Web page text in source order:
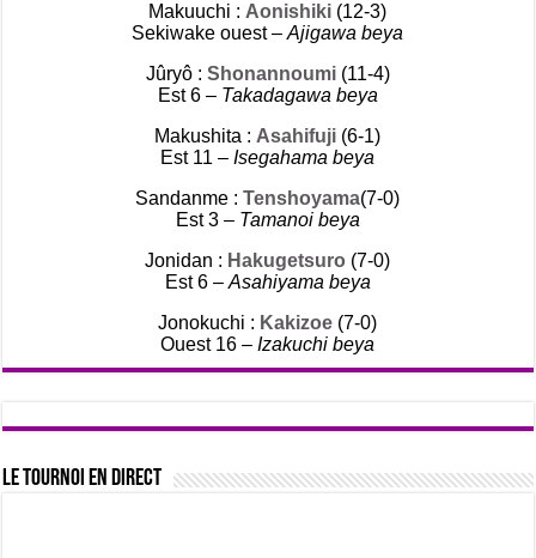
Makuuchi : Aonishiki (12-3)
Sekiwake ouest –Ajigawa beya
Jûryô : Shonannoumi (11-4)
Est 6 – Takadagawa beya
Makushita : Asahifuji (6-1)
Est 11 –Isegahama beya
Sandanme :Tenshoyama(7-0)
Est 3 – Tamanoi beya
Jonidan : Hakugetsuro (7-0)
Est 6 – Asahiyama beya
Jonokuchi : Kakizoe (7-0)
Ouest 16 –Izakuchi beya
Le tournoi en direct